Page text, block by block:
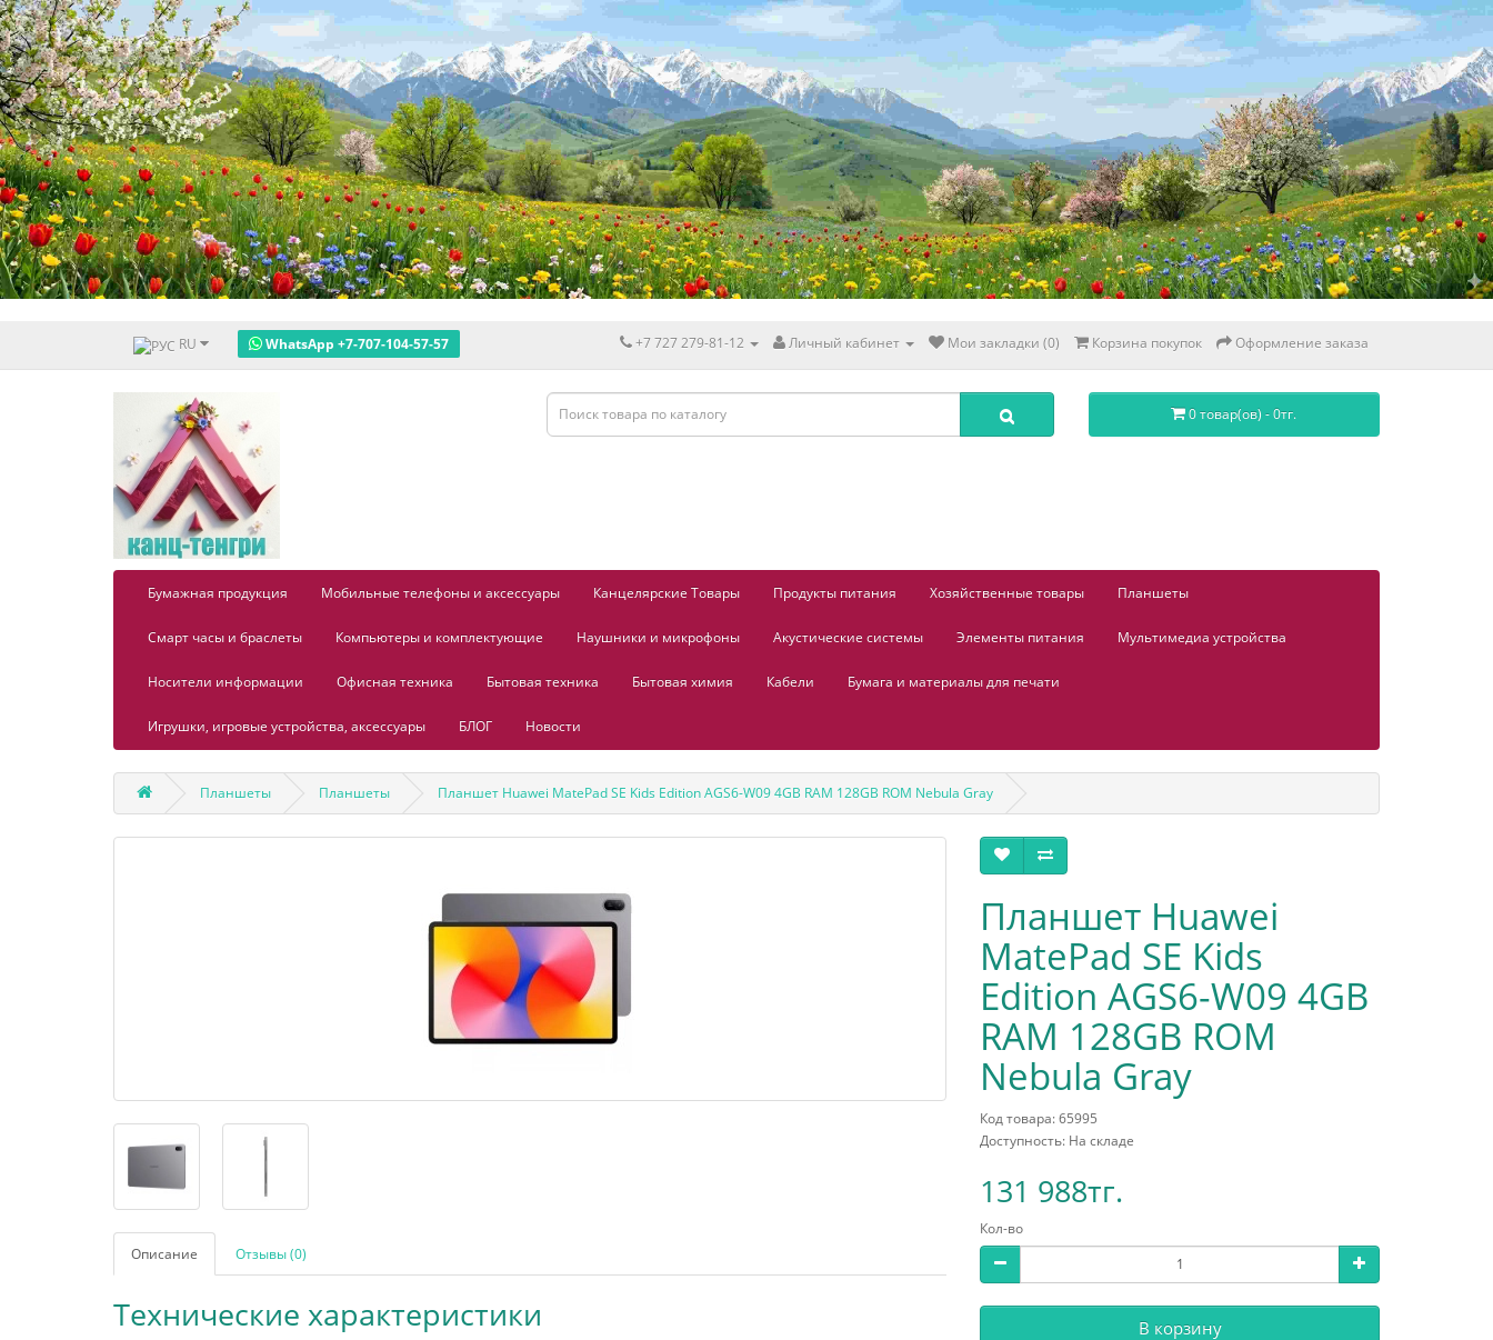
RU WhatsApp +7-707-104-57-57 +7 727 279-81-12 Личный кабинет Мои закладки (0) Корзина покупок Оформление заказа
0 товар(ов) - 0тг.
Бумажная продукция Мобильные телефоны и аксессуары Канцелярские Товары Продукты питания Хозяйственные товары Планшеты
Смарт часы и браслеты Компьютеры и комплектующие Наушники и микрофоны Акустические системы Элементы питания Мультимедиа устройства
Носители информации Офисная техника Бытовая техника Бытовая химия Кабели Бумага и материалы для печати
Игрушки, игровые устройства, аксессуары БЛОГ Новости
Планшеты Планшеты Планшет Huawei MatePad SE Kids Edition AGS6-W09 4GB RAM 128GB ROM Nebula Gray
Описание Отзывы (0)
Технические характеристики
Планшет Huawei
MatePad SE Kids
Edition AGS6-W09 4GB
RAM 128GB ROM
Nebula Gray
Код товара: 65995
Доступность: На складе
131 988тг.
Кол-во
В корзину